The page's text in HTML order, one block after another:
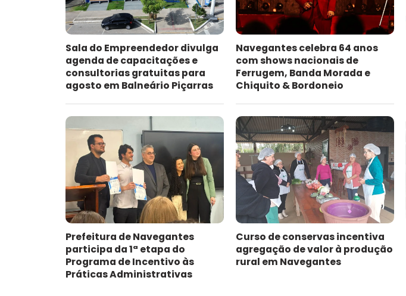
Sala do Empreendedor divulga
agenda de capacitações e
consultorias gratuitas para
agosto em Balneário Piçarras
Navegantes celebra 64 anos
com shows nacionais de
Ferrugem, Banda Morada e
Chiquito & Bordoneio
Prefeitura de Navegantes
participa da 1ª etapa do
Programa de Incentivo às
Práticas Administrativas
Curso de conservas incentiva
agregação de valor à produção
rural em Navegantes